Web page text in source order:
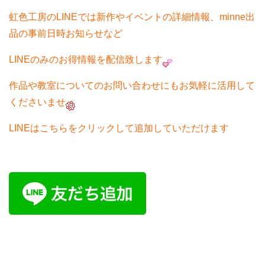
虹色工房のLINEでは新作やイベントの詳細情報、minne出
品の事前日時お知らせなど
LINEのみのお得情報を配信致します
作品や教室についてのお問い合わせにもお気軽に活用して
くださいませ
LINEはこちらをクリックして追加していただけます